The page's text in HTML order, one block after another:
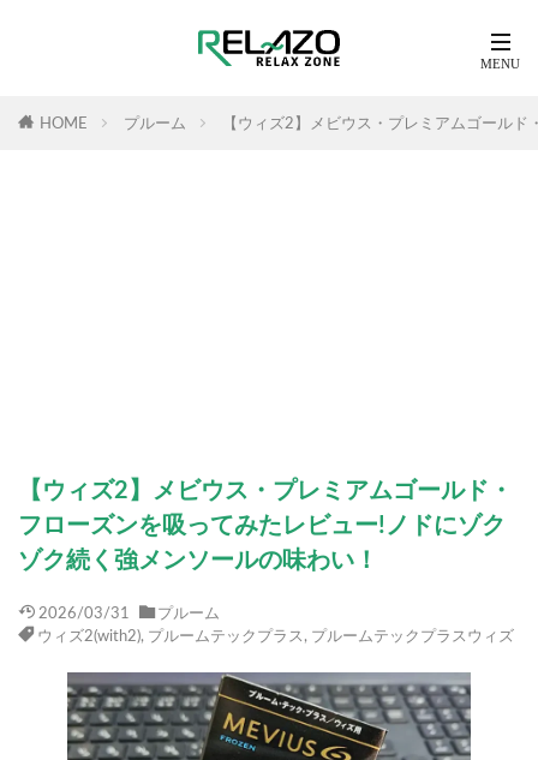
HOME プルーム 【ウィズ2】メビウス・プレミアムゴール
【ウィズ2】メビウス・プレミアムゴールド・
フローズンを吸ってみたレビュー!ノドにゾク
ゾク続く強メンソールの味わい！
2026/03/31
プルーム
ウィズ2(with2), プルームテックプラス , プルームテックプラスウィズ